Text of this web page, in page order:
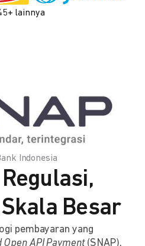
lainnya
Indonesia
Besar
pembayaran yang
Open API Payment(SNAP),